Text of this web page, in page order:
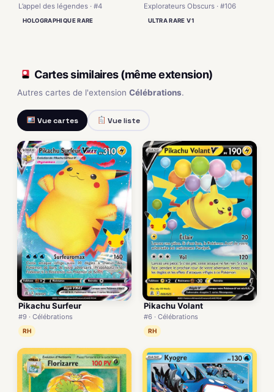
L’appel des légendes · #4
HOLOGRAPHIQUE RARE
Explorateurs Obscurs · #106
ULTRA RARE V1
Cartes similaires (même extension)
Autres cartes de l'extension Célébrations.
Vue cartes Vue liste
Pikachu Surfeur
#9 · Célébrations
RH
Pikachu Volant
#6 · Célébrations
RH